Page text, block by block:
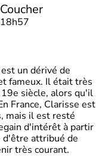
Coucher
18h57
un dérivé de
fameux. Il était très
siècle, alors qu'il
France, Clarisse est
mais il est resté
d'intérêt à partir
attribué de
très courant.